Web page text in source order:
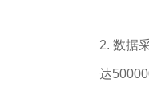
2. 数据
达